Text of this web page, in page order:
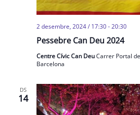
Pessebre Can Deu 2024
2 desembre, 2024 / 17:30-20:30
Centre Cívic Can DeuCarrer Portal
Barcelona
DS
14